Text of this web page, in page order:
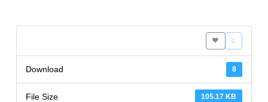
0
8
Download
105.17 KB
File Size